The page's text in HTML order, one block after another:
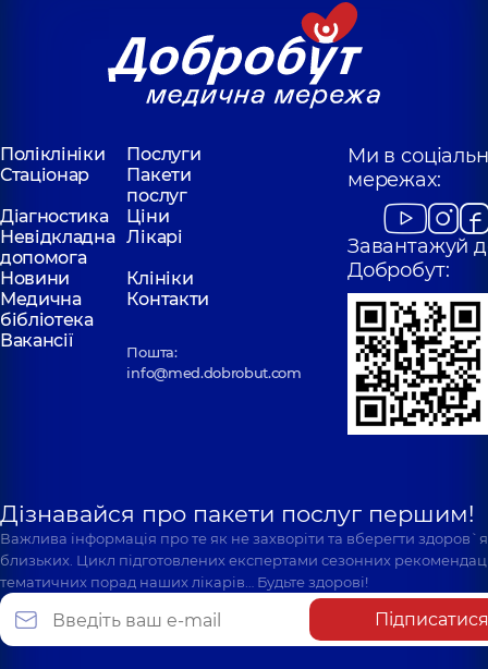
Поліклініки
Послуги
Стаціонар
Пакети
послуг
Діагностика
Ціни
Невідкладна
допомога
Лікарі
Новини
Клініки
Медична
бібліотека
Контакти
Вакансії
Пошта:
info@med.dobrobut.com
Ми в
мережах:
Завантажуй
Добробут:
Дізнавайся про пакети послуг першим!
Важлива інформація про те як не захворіти та вберегти
близьких. Цикл підготовлених експертами сезонних
тематичних порад наших лікарів… Будьте здорові!
Підписатися